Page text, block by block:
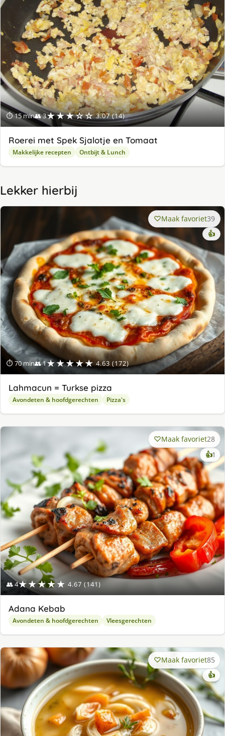
⏱ 15 min👥 3★★★☆☆ 3.07 (14)
Roerei met Spek Sjalotje en Tomaat
Makkelijke recepten Ontbijt & Lunch
Lekker hierbij
⏱ 70 min👥 1★★★★★ 4.63 (172)
Maak favoriet39
👍
Lahmacun = Turkse pizza
Avondeten & hoofdgerechten Pizza's
👥 4★★★★★ 4.67 (141)
Maak favoriet28
👍1
Adana Kebab
Avondeten & hoofdgerechten Vleesgerechten
Maak favoriet85
👍